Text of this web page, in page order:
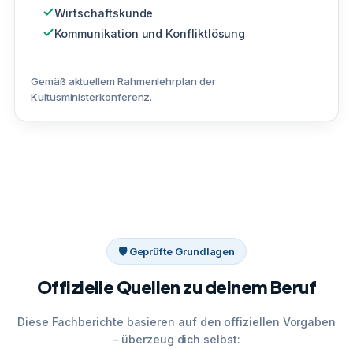
Wirtschaftskunde
Kommunikation und Konfliktlösung
Gemäß aktuellem Rahmenlehrplan der
Kultusministerkonferenz.
🛡 Geprüfte Grundlagen
Offizielle Quellen zu deinem Beruf
Diese Fachberichte basieren auf den offiziellen Vorgaben
– überzeug dich selbst: